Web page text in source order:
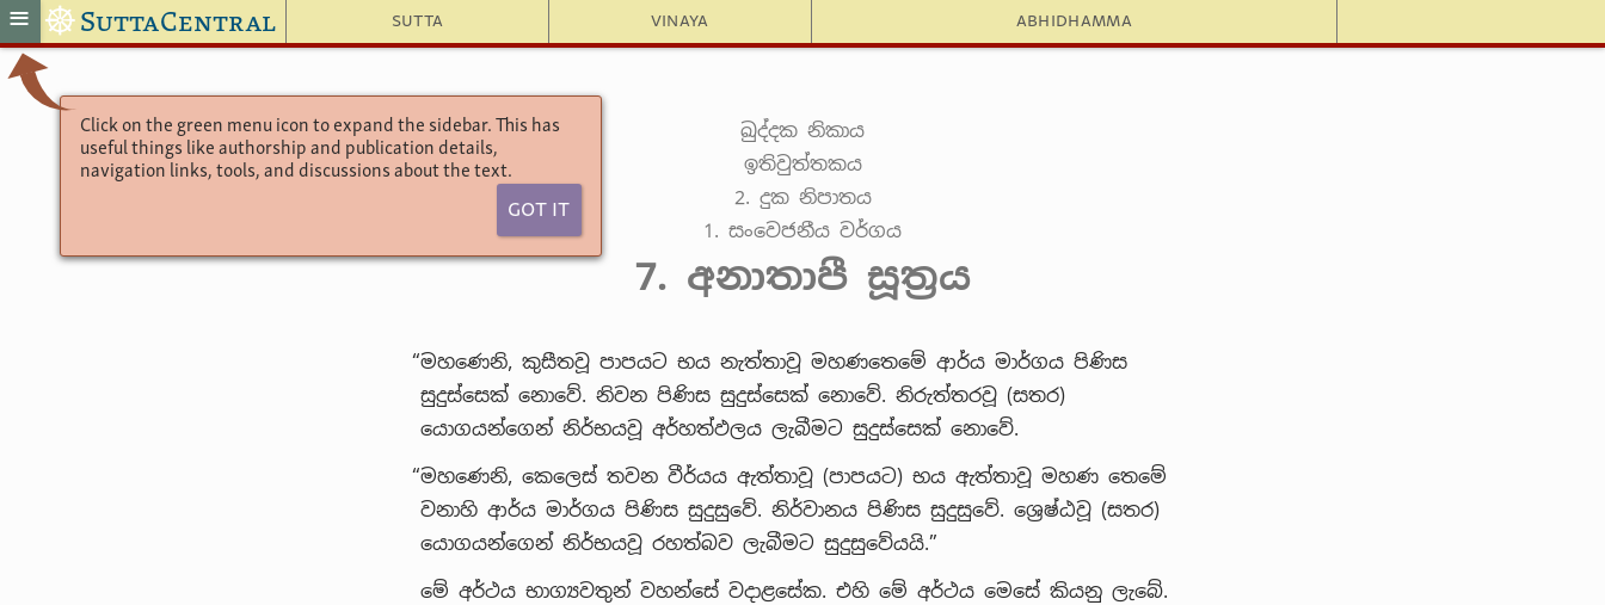
Sutta Vinaya Abhidhamma
≡ ☸ SuttaCentral
Click on the green menu icon to expand the sidebar. This has
useful things like authorship and publication details,
navigation links, tools, and discussions about the text.
Got It
ඛුද්දක නිකාය
ඉතිවුත්තකය
2. දුක නිපාතය
1. සංවෙජනීය වර්ගය
7. අනාතාපී සූත්‍රය
“මහණෙනි, කුසීතවූ පාපයට භය නැත්තාවූ මහණතෙමේ ආර්ය මාර්ගය පිණිස
සුදුස්සෙක් නොවේ. නිවන පිණිස සුදුස්සෙක් නොවේ. නිරුත්තරවූ (සතර)
යොගයන්ගෙන් නිර්භයවූ අර්හත්ඵලය ලැබීමට සුදුස්සෙක් නොවේ.
“මහණෙනි, කෙලෙස් තවන වීර්යය ඇත්තාවූ (පාපයට) භය ඇත්තාවූ මහණ තෙමේ
වනාහි ආර්ය මාර්ගය පිණිස සුදුසුවේ. නිර්වානය පිණිස සුදුසුවේ. ශ්‍රෙෂ්ඨවූ (සතර)
යොගයන්ගෙන් නිර්භයවූ රහත්බව ලැබීමට සුදුසුවේයයි.”
මේ අර්ථය භාග්‍යවතුන් වහන්සේ වදාළසේක. එහි මේ අර්ථය මෙසේ කියනු ලැබේ.